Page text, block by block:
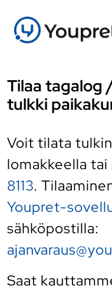
Tilaa tagalog
tulkki
Voit tilata
lomakkeella
8113.
Youpret-
sähköpostilla:
Saat